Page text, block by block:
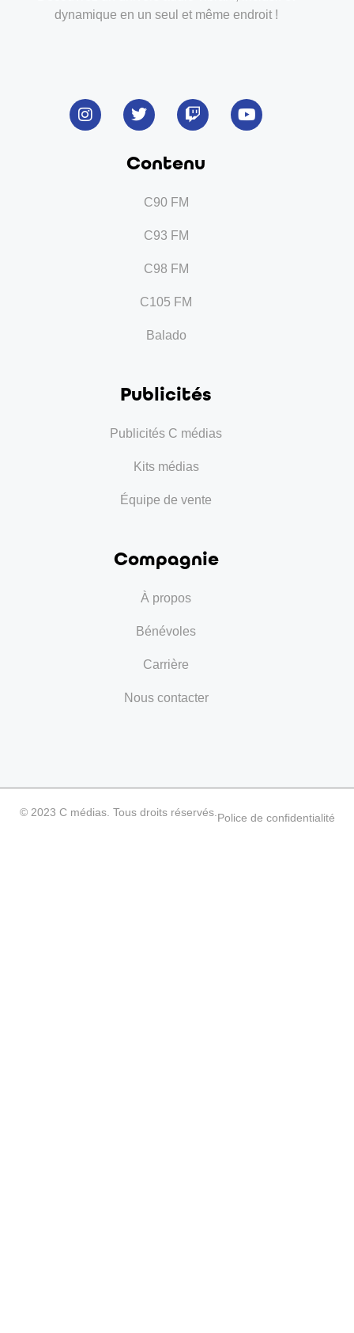
dynamique en un seul et même endroit !
Contenu
C90 FM
C93 FM
C98 FM
C105 FM
Balado
Publicités
Publicités C médias
Kits médias
Équipe de vente
Compagnie
À propos
Bénévoles
Carrière
Nous contacter
© 2023 C médias. Tous droits réservés. Police de confidentialité